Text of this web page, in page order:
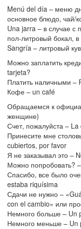
Menú del día – меню
основное блюдо, чай/
Una jarra – в случае с
пол-литровый бокал,
Sangría – литровый
Можно заплатить
tarjeta?
Платить наличными –
Кофе – un café
Обращаемся к
женщине)
Счет, пожалуйста –
Принесите мне
cubiertos, por favor
Я не заказывал это –
Можно попробовать?
Спасибо, все было
estaba riquísima
Сдачи не нужно –
con el cambio» или
Немного больше – Un
Немного меньше – Un